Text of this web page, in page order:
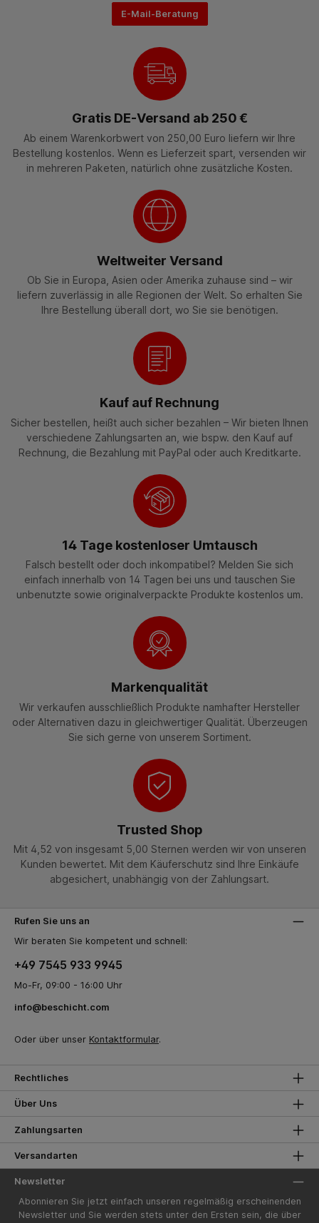
E-Mail-Beratung
Gratis DE-Versand ab 250 €
Ab einem Warenkorbwert von 250,00 Euro liefern wir Ihre
Bestellung kostenlos. Wenn es Lieferzeit spart, versenden wir
in mehreren Paketen, natürlich ohne zusätzliche Kosten.
Weltweiter Versand
Ob Sie in Europa, Asien oder Amerika zuhause sind – wir
liefern zuverlässig in alle Regionen der Welt. So erhalten Sie
Ihre Bestellung überall dort, wo Sie sie benötigen.
Kauf auf Rechnung
Sicher bestellen, heißt auch sicher bezahlen – Wir bieten Ihnen
verschiedene Zahlungsarten an, wie bspw. den Kauf auf
Rechnung, die Bezahlung mit PayPal oder auch Kreditkarte.
14 Tage kostenloser Umtausch
Falsch bestellt oder doch inkompatibel? Melden Sie sich
einfach innerhalb von 14 Tagen bei uns und tauschen Sie
unbenutzte sowie originalverpackte Produkte kostenlos um.
Markenqualität
Wir verkaufen ausschließlich Produkte namhafter Hersteller
oder Alternativen dazu in gleichwertiger Qualität. Überzeugen
Sie sich gerne von unserem Sortiment.
Trusted Shop
Mit 4,52 von insgesamt 5,00 Sternen werden wir von unseren
Kunden bewertet. Mit dem Käuferschutz sind Ihre Einkäufe
abgesichert, unabhängig von der Zahlungsart.
Rufen Sie uns an
Wir beraten Sie kompetent und schnell:
+49 7545 933 9945
Mo-Fr, 09:00 - 16:00 Uhr
info@beschicht.com
Oder über unser Kontaktformular.
Rechtliches
Über Uns
Zahlungsarten
Versandarten
Newsletter
Abonnieren Sie jetzt einfach unseren regelmäßig erscheinenden
Newsletter und Sie werden stets unter den Ersten sein, die über